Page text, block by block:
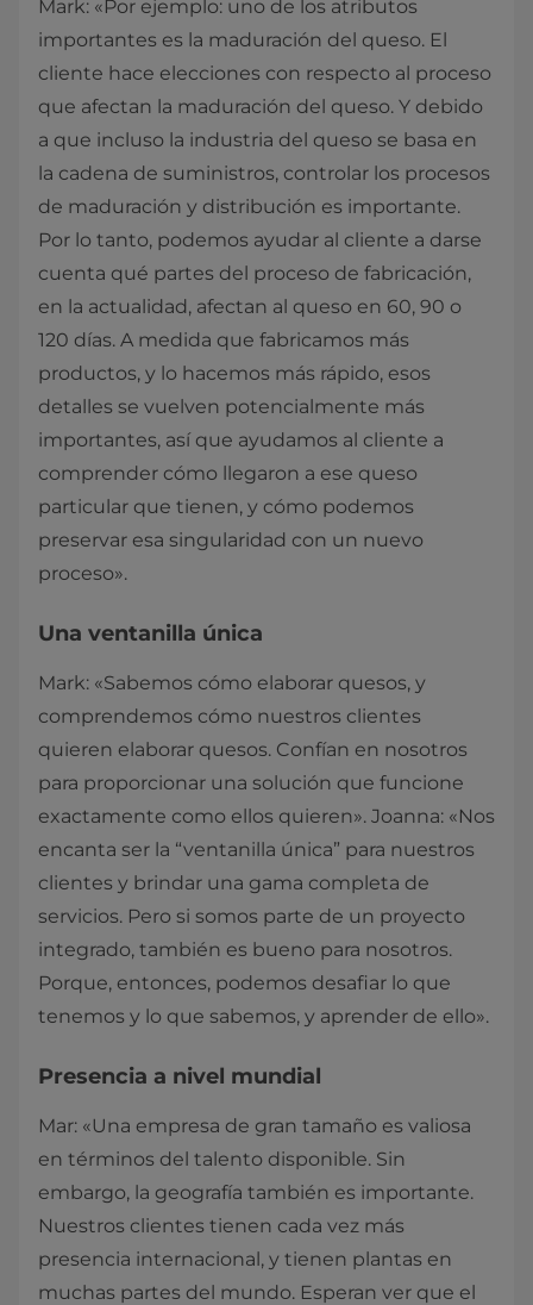
Mark: «Por ejemplo: uno de los atributos
importantes es la maduración del queso. El
cliente hace elecciones con respecto al proceso
que afectan la maduración del queso. Y debido
a que incluso la industria del queso se basa en
la cadena de suministros, controlar los procesos
de maduración y distribución es importante.
Por lo tanto, podemos ayudar al cliente a darse
cuenta qué partes del proceso de fabricación,
en la actualidad, afectan al queso en 60, 90 o
120 días. A medida que fabricamos más
productos, y lo hacemos más rápido, esos
detalles se vuelven potencialmente más
importantes, así que ayudamos al cliente a
comprender cómo llegaron a ese queso
particular que tienen, y cómo podemos
preservar esa singularidad con un nuevo
proceso».
Una ventanilla única
Mark: «Sabemos cómo elaborar quesos, y
comprendemos cómo nuestros clientes
quieren elaborar quesos. Confían en nosotros
para proporcionar una solución que funcione
exactamente como ellos quieren». Joanna: «Nos
encanta ser la “ventanilla única” para nuestros
clientes y brindar una gama completa de
servicios. Pero si somos parte de un proyecto
integrado, también es bueno para nosotros.
Porque, entonces, podemos desafiar lo que
tenemos y lo que sabemos, y aprender de ello».
Presencia a nivel mundial
Mar: «Una empresa de gran tamaño es valiosa
en términos del talento disponible. Sin
embargo, la geografía también es importante.
Nuestros clientes tienen cada vez más
presencia internacional, y tienen plantas en
muchas partes del mundo. Esperan ver que el